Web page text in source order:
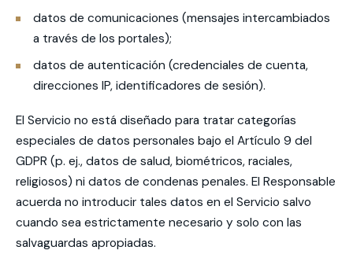
datos de comunicaciones (mensajes intercambiados
a través de los portales);
datos de autenticación (credenciales de cuenta,
direcciones IP, identificadores de sesión).
El Servicio no está diseñado para tratar categorías
especiales de datos personales bajo el Artículo 9 del
GDPR (p. ej., datos de salud, biométricos, raciales,
religiosos) ni datos de condenas penales. El Responsable
acuerda no introducir tales datos en el Servicio salvo
cuando sea estrictamente necesario y solo con las
salvaguardas apropiadas.